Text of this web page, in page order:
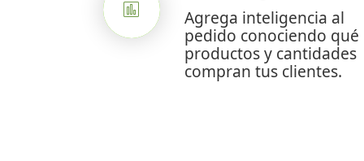
Agrega inteligencia al
pedido conociendo qué
productos y cantidades
compran tus clientes.